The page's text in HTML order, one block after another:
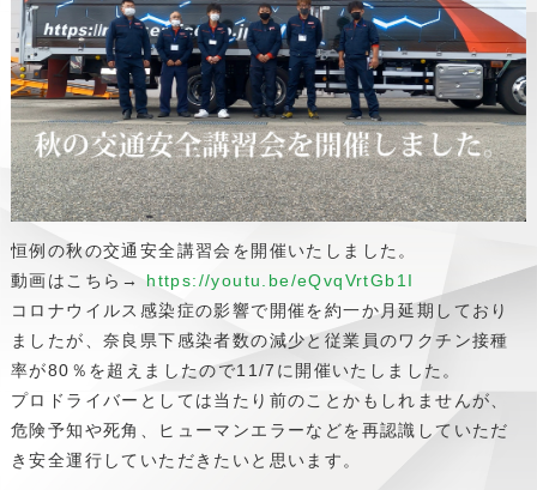
恒例の秋の交通安全講習会を開催いたしました。
動画はこちら→ https://youtu.be/eQvqVrtGb1I
コロナウイルス感染症の影響で開催を約一か月延期しており
ましたが、奈良県下感染者数の減少と従業員のワクチン接種
率が80％を超えましたので11/7に開催いたしました。
プロドライバーとしては当たり前のことかもしれませんが、
危険予知や死角、ヒューマンエラーなどを再認識していただ
き安全運行していただきたいと思います。